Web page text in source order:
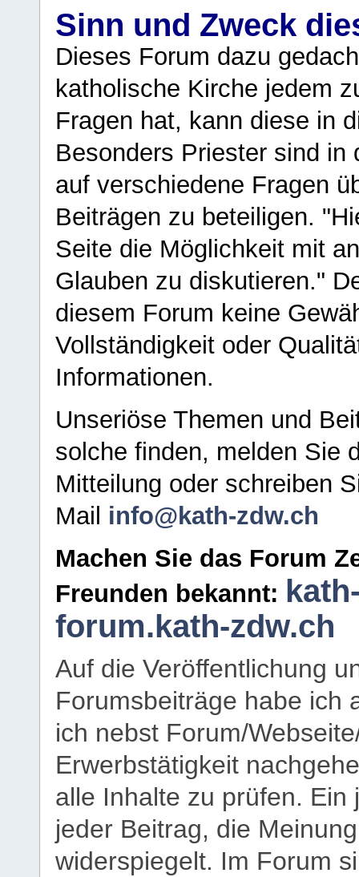
Sinn und Zweck
Dieses Forum dazu
katholische Kirche jedem
Fragen hat, kann diese in
Besonders Priester sind in
auf verschiedene Fragen
Beiträgen zu beteiligen.
Seite die Möglichkeit mit
Glauben zu diskutieren."
diesem Forum keine
Vollständigkeit oder
Informationen.
Unseriöse Themen und
solche finden, melden Sie
Mitteilung oder schreiben
Mail info@kath-zdw.ch
Machen Sie das Forum
Freunden bekannt:
forum.kath-zdw.ch
Auf die Veröffentlichung
Forumsbeiträge habe ich
ich nebst Forum/
Erwerbstätigkeit
alle Inhalte zu prüfen.
jeder Beitrag, die
widerspiegelt. Im Forum